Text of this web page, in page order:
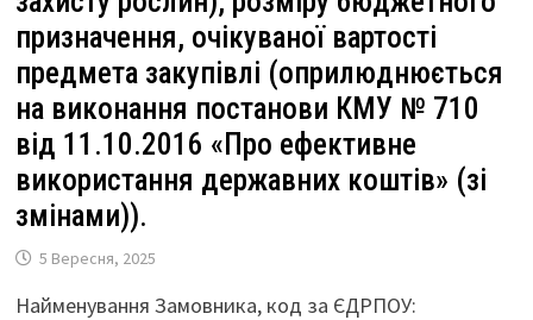
призначення, очікуваної вартості
предмета закупівлі (оприлюднюється
на виконання постанови КМУ № 710
від 11.10.2016 «Про ефективне
використання державних коштів» (зі
змінами)).
5 Вересня, 2025
Найменування Замовника, код за ЄДРПОУ: